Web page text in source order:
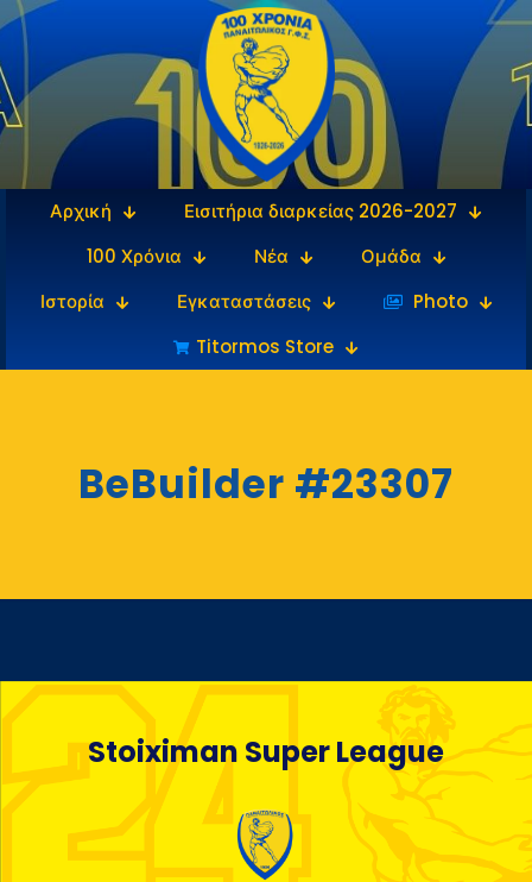
Αρχική
Εισιτήρια διαρκείας 2026-2027
100 Χρόνια
Νέα
Ομάδα
Ιστορία
Εγκαταστάσεις
‎‏‏‎ ‎Photo
Titormos Store
BeBuilder #23307
Stoiximan Super League